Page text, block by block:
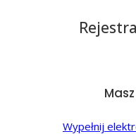
Wypełnij